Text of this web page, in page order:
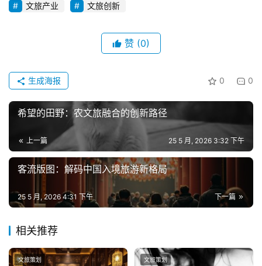
文旅产业
文旅创新
赞 (0)
0 0
生成海报
希望的田野：农文旅融合的创新路径
上一篇 25 5 月, 2026 3:32 下午
客流版图：解码中国入境旅游新格局
下一篇
25 5 月, 2026 4:31 下午
相关推荐
文旅策划 文旅策划